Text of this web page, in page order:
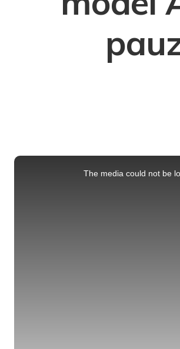
This
is
The media could not be